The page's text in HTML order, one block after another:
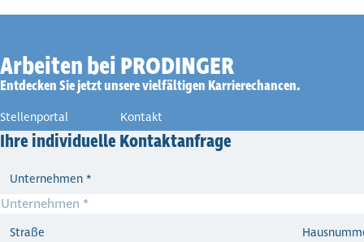
Arbeiten bei PRODINGER
Entdecken Sie jetzt unsere viel­fäl­tigen Karrie­re­chancen.
Stellenportal Kontakt
Ihre indi­vi­du­elle Kontakt­an­frage
Unternehmen*
Straße